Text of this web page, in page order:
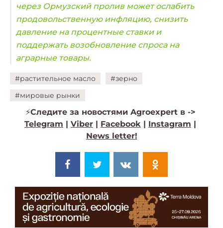
через Ормузский пролив может ослабить
продовольственную инфляцию, снизить
давление на процентные ставки и
поддержать возобновление спроса на
аграрные товары.
#растительное масло
#зерно
#мировые рынки
⚡️Следите за новостями Agroexpert в ->
Telegram | Viber | Facebook | Instagram |
News letter!